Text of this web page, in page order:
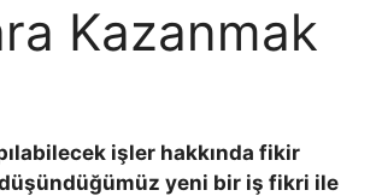
Kazanmak
işler hakkında fikir
yeni bir iş fikri ile